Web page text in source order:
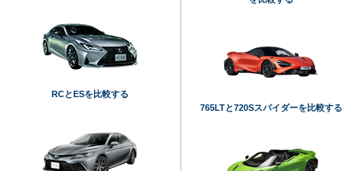
RCとESを比較する
765LTと720Sスパイダーを比較する